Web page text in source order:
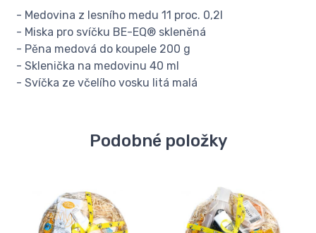
- Medovina z lesního medu 11 proc. 0,2l
- Miska pro svíčku BE-EQ® skleněná
- Pěna medová do koupele 200 g
- Sklenička na medovinu 40 ml
- Svíčka ze včelího vosku litá malá
Podobné položky